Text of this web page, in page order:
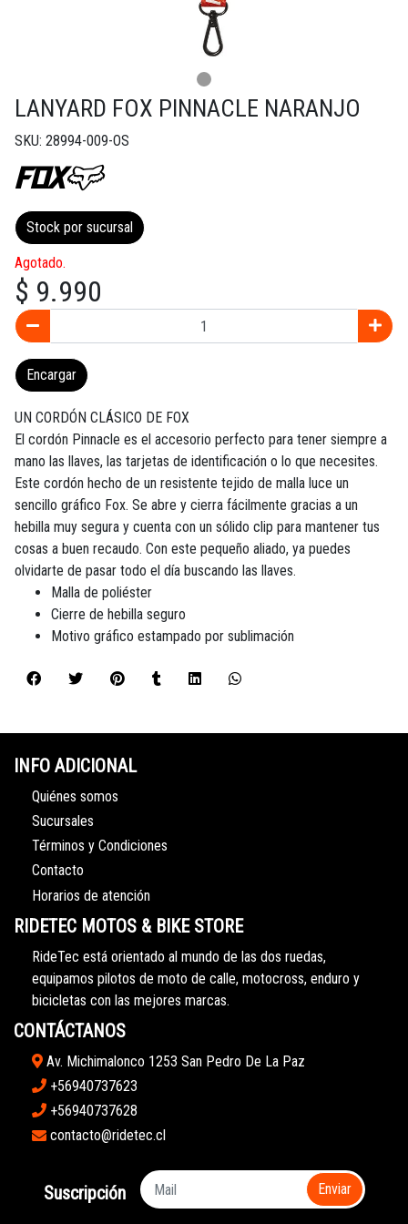
LANYARD FOX PINNACLE NARANJO
SKU: 28994-009-OS
Stock por sucursal
Agotado.
$ 9.990
Encargar
UN CORDÓN CLÁSICO DE FOX
El cordón Pinnacle es el accesorio perfecto para tener siempre a
mano las llaves, las tarjetas de identificación o lo que necesites.
Este cordón hecho de un resistente tejido de malla luce un
sencillo gráfico Fox. Se abre y cierra fácilmente gracias a un
hebilla muy segura y cuenta con un sólido clip para mantener tus
cosas a buen recaudo. Con este pequeño aliado, ya puedes
olvidarte de pasar todo el día buscando las llaves.
Malla de poliéster
Cierre de hebilla seguro
Motivo gráfico estampado por sublimación
INFO ADICIONAL
Quiénes somos
Sucursales
Términos y Condiciones
Contacto
Horarios de atención
RIDETEC MOTOS & BIKE STORE
RideTec está orientado al mundo de las dos ruedas,
equipamos pilotos de moto de calle, motocross, enduro y
bicicletas con las mejores marcas.
CONTÁCTANOS
Av. Michimalonco 1253 San Pedro De La Paz
+56940737623
+56940737628
contacto@ridetec.cl
Suscripción Enviar